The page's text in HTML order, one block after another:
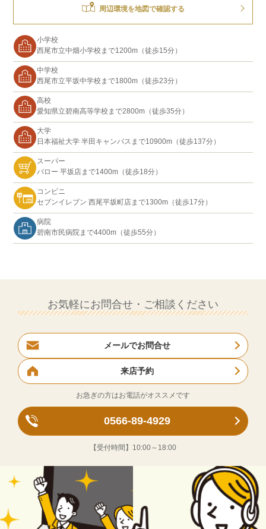
周辺環境を地図で確認する
小学校
西尾市立中畑小学校まで1200m（徒歩15分）
中学校
西尾市立平坂中学校まで1800m（徒歩23分）
高校
愛知県立碧南高等学校まで2800m（徒歩35分）
大学
日本福祉大学 半田キャンパスまで10900m（徒歩137分）
スーパー
バロー 平坂店まで1400m（徒歩18分）
コンビニ
セブンイレブン 西尾平坂町店まで1300m（徒歩17分）
病院
碧南市民病院まで4400m（徒歩55分）
お気軽にお問合せ・ご相談ください
メールでお問合せ
来店予約
お急ぎの方はお電話がオススメです
0566-89-4929
【受付時間】 10:00～18:00